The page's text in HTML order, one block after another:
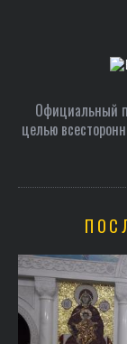
Официальный
целью